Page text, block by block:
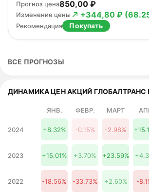
Прогноз цена850,00 ₽
Изменение цены +344,80 ₽
Рекомендация Покупать
ВСЕ ПРОГНОЗЫ
ДИНАМИКА ЦЕН АКЦИЙ
ЯНВ. ФЕВР. МАРТ
2024 +8.32% -0.15% -2.98%
2023 +15.01% +3.70% +23.59%
2022 -18.56% -33.73% +2.60% -